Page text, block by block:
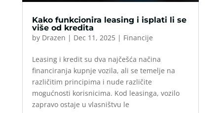
Kako funkcionira leasing i isplati li se
više od kredita
by Drazen | Dec 11, 2025| Financije
Leasing i kredit su dva najčešća načina
financiranja kupnje vozila, ali se temelje na
različitim principima i nude različite
mogućnosti korisnicima. Kod leasinga, vozilo
zapravo ostaje u vlasništvu le